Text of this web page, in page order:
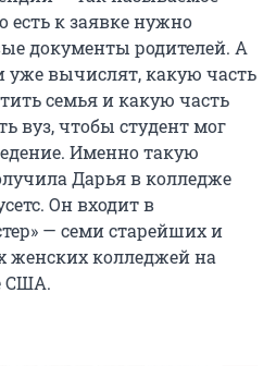
есть к заявке нужно
документы родителей. А
вычислят, какую часть
семья и какую часть
вуз, чтобы студент мог
Именно такую
Дарья в колледже
Он входит в
— семи старейших и
женских колледжей на
США.